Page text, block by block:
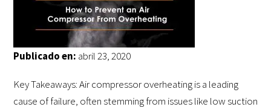
Publicado en: abril 23, 2020
Key Takeaways: Air compressor overheating is a leading
cause of failure, often stemming from issues like low suction